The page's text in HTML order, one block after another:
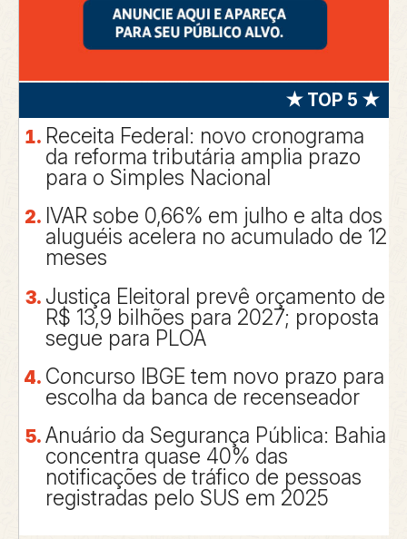
★ TOP 5 ★
Receita Federal: novo cronograma
da reforma tributária amplia prazo
para o Simples Nacional
IVAR sobe 0,66% em julho e alta dos
aluguéis acelera no acumulado de 12
meses
Justiça Eleitoral prevê orçamento de
R$ 13,9 bilhões para 2027; proposta
segue para PLOA
Concurso IBGE tem novo prazo para
escolha da banca de recenseador
Anuário da Segurança Pública: Bahia
concentra quase 40% das
notificações de tráfico de pessoas
registradas pelo SUS em 2025